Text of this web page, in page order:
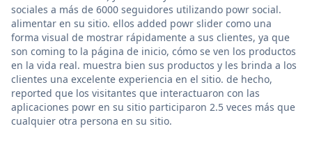
sociales a más de 6000 seguidores utilizando powr social.
alimentar en su sitio. ellos added powr slider como una
forma visual de mostrar rápidamente a sus clientes, ya que
son coming to la página de inicio, cómo se ven los productos
en la vida real. muestra bien sus productos y les brinda a los
clientes una excelente experiencia en el sitio. de hecho,
reported que los visitantes que interactuaron con las
aplicaciones powr en su sitio participaron 2.5 veces más que
cualquier otra persona en su sitio.